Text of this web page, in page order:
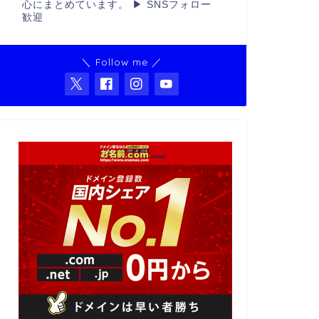
心にまとめています。 ▶ SNSフォロー
歓迎
＼ Follow me ／